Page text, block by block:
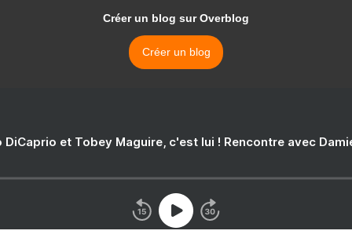
Créer un blog sur Overblog
Créer un blog
DiCaprio et Tobey Maguire, c'est lui ! Rencontre avec